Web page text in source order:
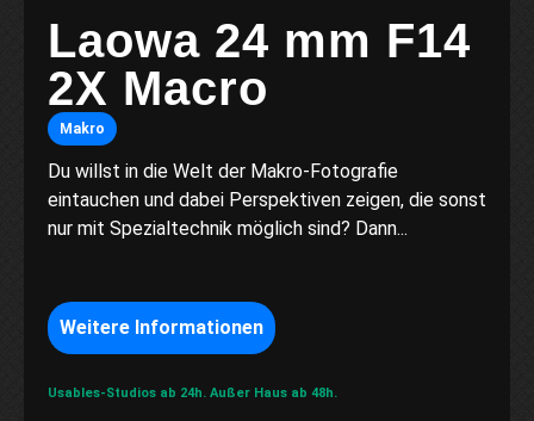
Laowa 24 mm F14
2X Macro
Makro
Du willst in die Welt der Makro-Fotografie
eintauchen und dabei Perspektiven zeigen, die sonst
nur mit Spezialtechnik möglich sind? Dann...
Weitere Informationen
Usables-Studios ab 24h. Außer Haus ab 48h.